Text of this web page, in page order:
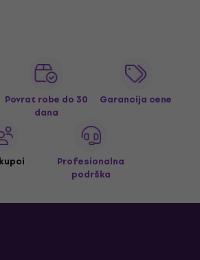
Povrat robe do 30
dana
Garancija cene
Profesionalna
podrška